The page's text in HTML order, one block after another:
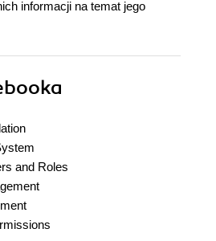
informacji na temat jego
and Roles